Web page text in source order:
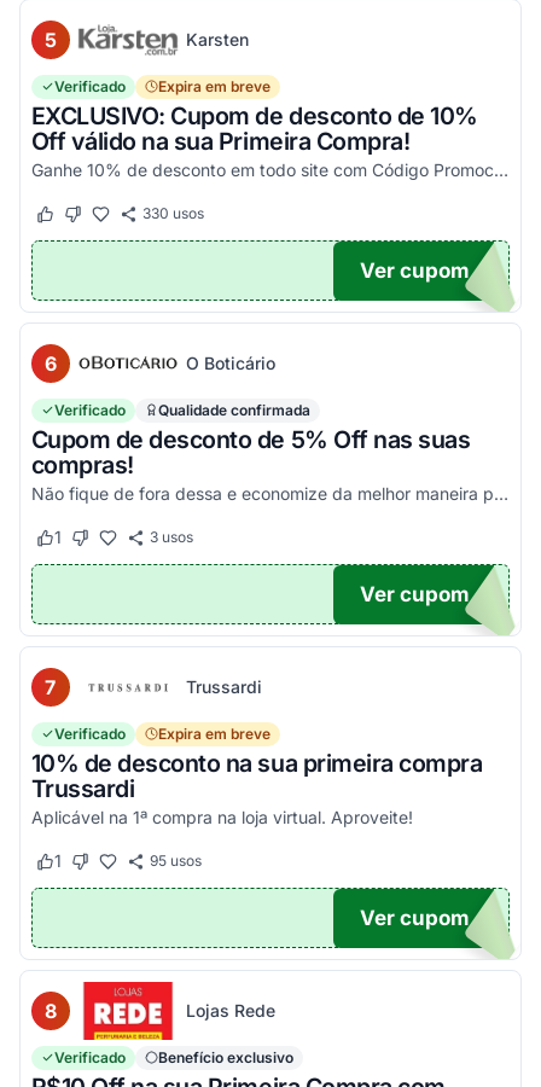
5 Karsten
Verificado Expira em breve
EXCLUSIVO: Cupom de desconto de 10%
Off válido na sua Primeira Compra!
Ganhe 10% de desconto em todo site com Código Promocional Karsten. Válido apenas 1 utilização por CPF. Só aqui no Agora Cupom você economiza tanto!
Este cupom funcionou
Este cupom não funcionou
330 usos
OM10
Ver cupom
6 O Boticário
Verificado Qualidade confirmada
Cupom de desconto de 5% Off nas suas
compras!
Não fique de fora dessa e economize da melhor maneira possível! Válido somente nessa seleção!
Este cupom funcionou
1 Este cupom não funcionou
3usos
EIRA
Ver cupom
7 Trussardi
Verificado Expira em breve
10% de desconto na sua primeira compra
Trussardi
Aplicável na 1ª compra na loja virtual. Aproveite!
Este cupom funcionou
1 Este cupom não funcionou
95usos
OM10
Ver cupom
8 Lojas Rede
Verificado Benefício exclusivo